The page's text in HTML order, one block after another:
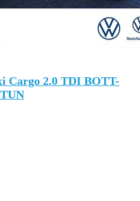
Cargo 2.0 TDI BOTT-